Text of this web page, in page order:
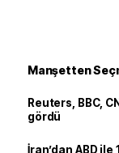
Manşetten
Reuters, BBC,
gördü
İran’dan ABD